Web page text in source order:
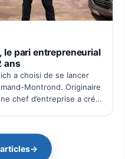
pari entrepreneurial
ans
a choisi de se lancer
Montrond. Originaire
chef d’entreprise a créé
→